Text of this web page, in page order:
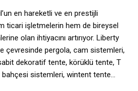
en hareketli ve en prestijli
ticari işletmelerin hem de bireysel
olan ihtiyacını artırıyor. Liberty
çevresinde pergola, cam sistemleri,
dekoratif tente, körüklü tente, T
bahçesi sistemleri, wintent tente…